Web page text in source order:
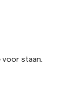
voor staan.